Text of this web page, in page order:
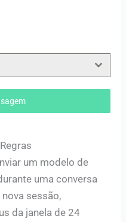
um modelo de
uma conversa
sessão,
da janela de 24